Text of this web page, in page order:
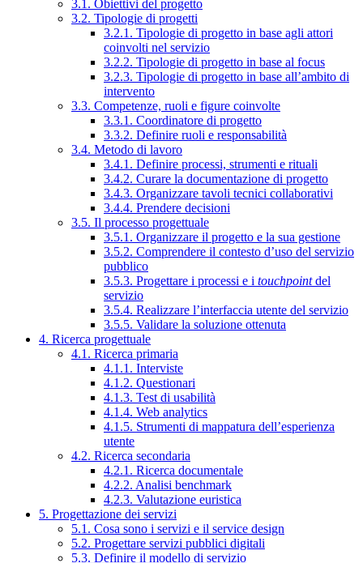
3.1. Obiettivi del progetto
3.2. Tipologie di progetti
3.2.1. Tipologie di progetto in base agli attori
coinvolti nel servizio
3.2.2. Tipologie di progetto in base al focus
3.2.3. Tipologie di progetto in base all’ambito di
intervento
3.3. Competenze, ruoli e figure coinvolte
3.3.1. Coordinatore di progetto
3.3.2. Definire ruoli e responsabilità
3.4. Metodo di lavoro
3.4.1. Definire processi, strumenti e rituali
3.4.2. Curare la documentazione di progetto
3.4.3. Organizzare tavoli tecnici collaborativi
3.4.4. Prendere decisioni
3.5. Il processo progettuale
3.5.1. Organizzare il progetto e la sua gestione
3.5.2. Comprendere il contesto d’uso del servizio
pubblico
3.5.3. Progettare i processi e i touchpointdel
servizio
3.5.4. Realizzare l’interfaccia utente del servizio
3.5.5. Validare la soluzione ottenuta
4. Ricerca progettuale
4.1. Ricerca primaria
4.1.1. Interviste
4.1.2. Questionari
4.1.3. Test di usabilità
4.1.4. Web analytics
4.1.5. Strumenti di mappatura dell’esperienza
utente
4.2. Ricerca secondaria
4.2.1. Ricerca documentale
4.2.2. Analisi benchmark
4.2.3. Valutazione euristica
5. Progettazione dei servizi
5.1. Cosa sono i servizi e il service design
5.2. Progettare servizi pubblici digitali
5.3. Definire il modello di servizio